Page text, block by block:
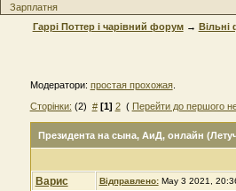
Зарплатня
Гаррі Поттер і чарівний форум→ Вільні
Модератори: простая прохожая.
Сторінки: (2) # [1] 2( Перейти до першого
Президента на сына, АиД, онлайн
Варис Відправлено: May 3 2021,